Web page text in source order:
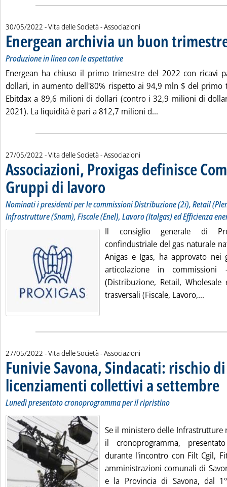
30/05/2022 - Vita delle Società - Associazioni
Energean archivia un buon
Produzione in linea con le aspettative
Energean ha chiuso il primo trimestre del 2022 con ricavi
dollari, in aumento dell'80% rispetto ai 94,9 mln $ del primo
Ebitdax a 89,6 milioni di dollari (contro i 32,9 milioni di
2021). La liquidità è pari a 812,7 milioni d...
27/05/2022 - Vita delle Società - Associazioni
Associazioni, Proxigas definisce
Gruppi di lavoro . Sottotitolo: Nominati i presidenti per le
. Pubblicata venerdì 27 maggio 2022 alle 14.33.
Nominati i presidenti per le commissioni Distribuzione (2i), Retail
Infrastrutture (Snam), Fiscale (Enel), Lavoro (Italgas) ed Efficienza
Il consiglio generale di
confindustriale del gas naturale
Anigas e Igas, ha approvato nei
articolazione in
(Distribuzione, Retail,
trasversali (Fiscale, Lavoro,...
27/05/2022 - Vita delle Società - Associazioni
Funivie Savona, Sindacati: rischio di
licenziamenti collettivi a settembre
Lunedì presentato cronoprogramma per il ripristino
Se il ministero delle Infrastrutture
il cronoprogramma,
durante l'incontro con Filt Cgil,
amministrazioni comunali di
e la Provincia di Savona, dal